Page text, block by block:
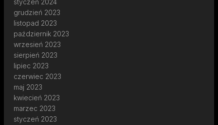
styczeń 2024
grudzień 2023
listopad 2023
październik 2023
wrzesień 2023
sierpień 2023
lipiec 2023
czerwiec 2023
maj 2023
kwiecień 2023
marzec 2023
styczeń 2023